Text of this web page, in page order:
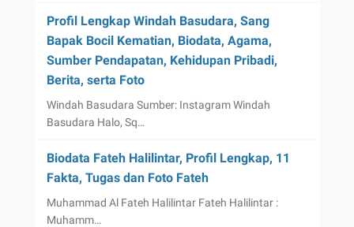
Profil Lengkap Windah Basudara, Sang
Bapak Bocil Kematian, Biodata, Agama,
Sumber Pendapatan, Kehidupan Pribadi,
Berita, serta Foto
Windah Basudara Sumber: Instagram Windah
Basudara Halo, Sq…
Biodata Fateh Halilintar, Profil Lengkap, 11
Fakta, Tugas dan Foto Fateh
Muhammad Al Fateh Halilintar Fateh Halilintar :
Muhamm…